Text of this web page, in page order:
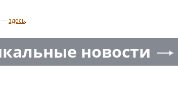
— здесь.
новости